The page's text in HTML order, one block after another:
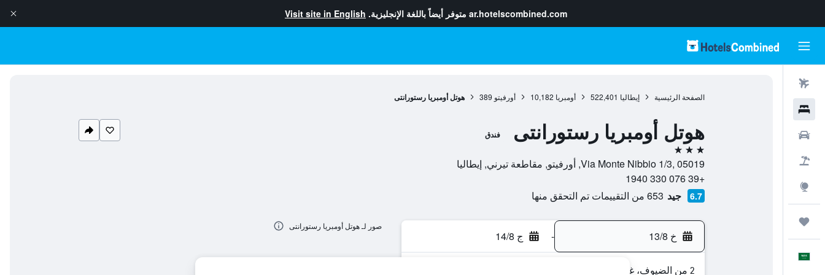
ar.hotelscombined.com متوفر أيضاً باللغة الإنجليزية. Visit site in English
الصفحة الرئيسية إيطاليا 522,401 أومبريا 10,182 أورفيتو 389 هوتل أومبريا رستورانتى
هوتل أومبريا رستورانتى فندق
3 نجوم
Via Monte Nibbio 1/3, 05019, أورفيتو, مقاطعة تيرني, إيطاليا
+39 076 330 1940
6.7 جيد 653 من التقييمات تم التحقق منها
خ 13/8 - ج 14/8
2 من الضيوف، غرفة واحدة
صور لـ هوتل أومبريا رستورانتى